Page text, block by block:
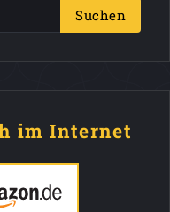
Suchen
im Internet